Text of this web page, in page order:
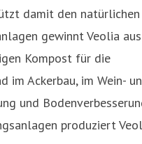
damit den natürlichen
gewinnt Veolia aus
Kompost für die
im Ackerbau, im Wein-
und
produziert